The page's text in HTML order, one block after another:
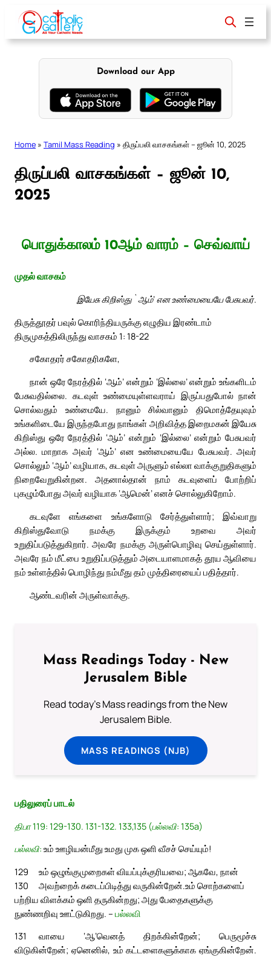
content
Download our App
Home » Tamil Mass Reading » திருப்பலி வாசகங்கள் – ஜூன் 10, 2025
திருப்பலி வாசகங்கள் – ஜூன் 10,
2025
பொதுக்காலம் 10ஆம் வாரம் – செவ்வாய்
முதல் வாசகம்
இயேசு கிறிஸ்து `ஆம்’ என உண்மையையே பேசுபவர்.
திருத்தூதர் பவுல் கொரிந்தியருக்கு எழுதிய இரண்டாம்
திருமுகத்திலிருந்து வாசகம் 1: 18-22
சகோதரர் சகோதரிகளே,
நான் ஒரே நேரத்தில் ‘ஆம்’ என்றும் ‘இல்லை’ என்றும் உங்களிடம்
பேசுவதில்லை. கடவுள் உண்மையுள்ளவராய் இருப்பதுபோல் நான்
சொல்வதும் உண்மையே. நானும் சில்வானும் திமொத்தேயுவும்
உங்களிடையே இருந்தபோது நாங்கள் அறிவித்த இறைமகன் இயேசு
கிறிஸ்து ஒரே நேரத்தில் ‘ஆம்’ என்றும் ‘இல்லை’ என்றும் பேசுபவர்
அல்ல. மாறாக அவர் ‘ஆம்’ என உண்மையையே பேசுபவர். அவர்
சொல்லும் ‘ஆம்’ வழியாக, கடவுள் அருளும் எல்லா வாக்குறுதிகளும்
நிறைவேறுகின்றன. அதனால்தான் நாம் கடவுளைப் போற்றிப்
புகழும்போது அவர் வழியாக ‘ஆமென்’ எனச் சொல்லுகிறோம்.
கடவுளே எங்களை உங்களோடு சேர்த்துள்ளார்; இவ்வாறு
கிறிஸ்துவோடு நமக்கு இருக்கும் உறவை அவர்
உறுதிப்படுத்துகிறார். அவரே நமக்கு அருள்பொழிவு செய்துள்ளார்.
அவரே நம் மீட்பை உறுதிப்படுத்தும் அடையாளமாகத் தூய ஆவியை
நம் உள்ளத்தில் பொழிந்து நம்மீது தம் முத்திரையைப் பதித்தார்.
ஆண்டவரின் அருள்வாக்கு.
Mass Readings Today - New
Jerusalem Bible
Read today's Mass readings from the New
Jerusalem Bible.
MASS READINGS (NJB)
பதிலுரைப் பாடல்
திபா 119: 129-130. 131-132. 133,135 (பல்லவி: 135a)
பல்லவி: உம் ஊழியன்மீது உமது முக ஒளி வீசச் செய்யும்!
129
உம் ஒழுங்குமுறைகள் வியப்புக்குரியவை; ஆகவே, நான்
அவற்றைக் கடைப்பிடித்து வருகின்றேன்.
130
உம் சொற்களைப்
பற்றிய விளக்கம் ஒளி தருகின்றது; அது பேதைகளுக்கு
நுண்ணறிவு ஊட்டுகிறது. – பல்லவி
131
வாயை ‘ஆ’வெனத் திறக்கின்றேன்; பெருமூச்சு
விடுகின்றேன்; ஏனெனில், உம் கட்டளைகளுக்காக ஏங்குகின்றேன்.